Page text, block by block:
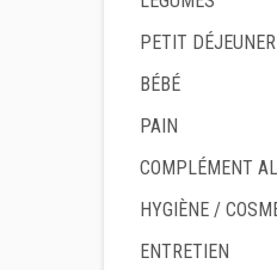
PETIT DÉJEUNER
BÉBÉ
PAIN
COMPLÉMENT
HYGIÈNE /
ENTRETIEN